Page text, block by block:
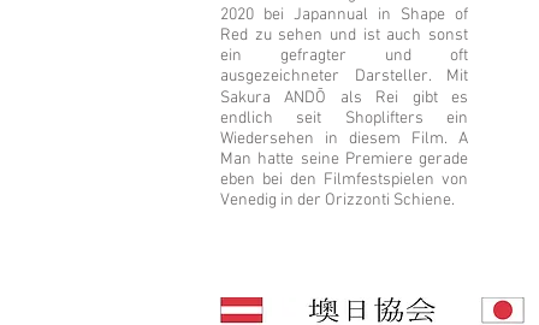
2020 bei Japannual in Shape of
Red zu sehen und ist auch sonst
ein gefragter und oft
ausgezeichneter Darsteller. Mit
Sakura ANDŌ als Rei gibt es
endlich seit Shoplifters ein
Wiedersehen in diesem Film. A
Man hatte seine Premiere gerade
eben bei den Filmfestspielen von
Venedig in der Orizzonti Schiene.